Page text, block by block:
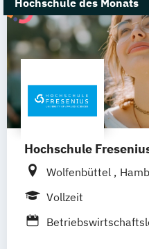
Hochschule des Monats
Hochschule
Wolfenbüttel
Düsseldorf
Wiesbaden
Vollzeit